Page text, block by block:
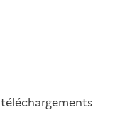
téléchargements